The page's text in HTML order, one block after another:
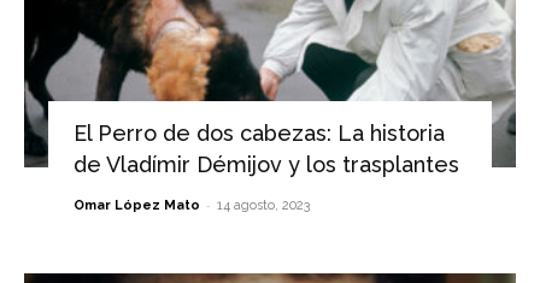
El Perro de dos cabezas: La historia
de Vladímir Démijov y los trasplantes
Omar López Mato - 14 agosto, 2023